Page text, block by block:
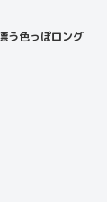
う色っぽロング